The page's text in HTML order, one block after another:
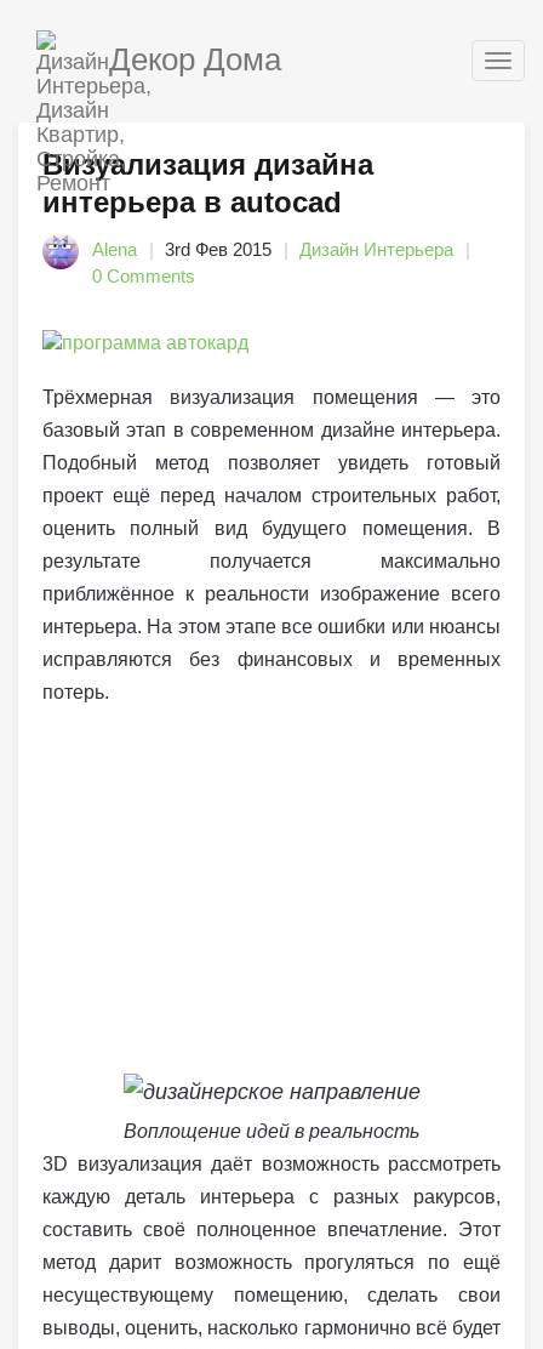
Декор Дома
Визуализация дизайна
интерьера в autocad
Alena 3rd Фев 2015
Дизайн Интерьера
0 Comments
Трёхмерная визуализация помещения — это
базовый этап в современном дизайне интерьера.
Подобный метод позволяет увидеть готовый
проект ещё перед началом строительных работ,
оценить полный вид будущего помещения. В
результате получается максимально
приближённое к реальности изображение всего
интерьера. На этом этапе все ошибки или нюансы
исправляются без финансовых и временных
потерь.
Воплощение идей в реальность
3D визуализация даёт возможность рассмотреть
каждую деталь интерьера с разных ракурсов,
составить своё полноценное впечатление. Этот
метод дарит возможность прогуляться по ещё
несуществующему помещению, сделать свои
выводы, оценить, насколько гармонично всё будет